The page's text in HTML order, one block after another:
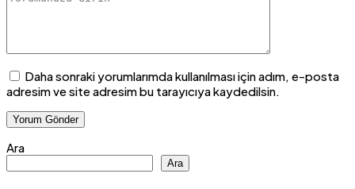
Daha sonraki yorumlarımda kullanılması için adım, e-posta
adresim ve site adresim bu tarayıcıya kaydedilsin.
Ara
Ara